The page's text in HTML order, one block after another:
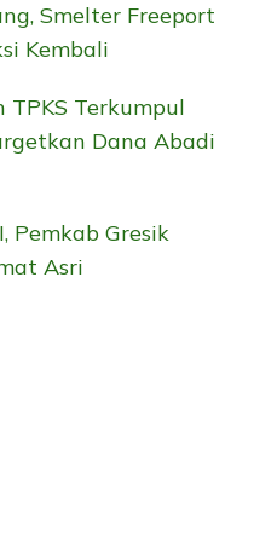
Smelter Freeport
Kembali
TPKS Terkumpul
Dana Abadi
Pemkab Gresik
Asri